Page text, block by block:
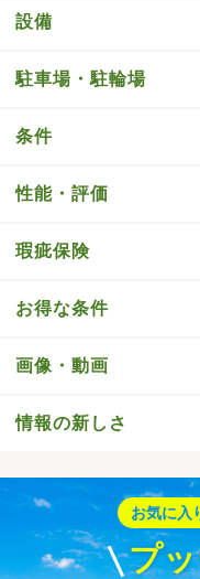
設備
駐車場・駐輪場
条件
性能・評価
瑕疵保険
お得な条件
画像・動画
情報の新しさ
お気に入
プ